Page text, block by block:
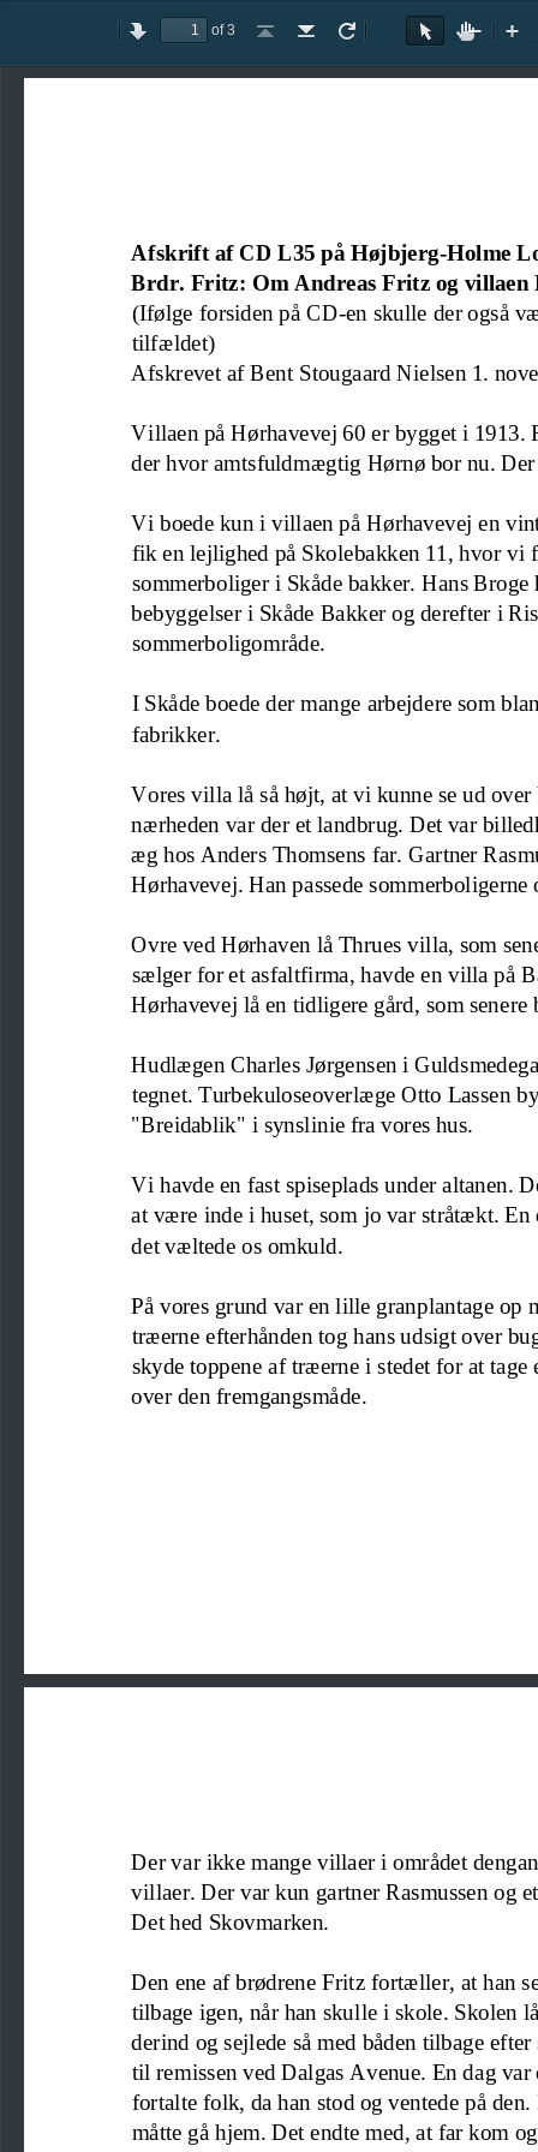
PreviousNext
of 3
Go
Go
Rotate
RotateText
HandZoom
Afskrift af CD L35 på Højbjerg-Holme
Brdr. Fritz: Om Andreas Fritz og villaen
(Ifølge forsiden på CD-en skulle der også
tilfældet)
Afskrevet af Bent Stougaard Nielsen 1.
Villaen på Hørhavevej 60 er bygget i 1913.
der hvor amtsfuldmægtig Hørnø bor nu.
Vi boede kun i villaen på Hørhavevej en
fik en lejlighed på Skolebakken 11, hvor vi
sommerboliger i Skåde bakker. Hans
bebyggelser i Skåde Bakker og derefter i
sommerboligområde.
I Skåde boede der mange arbejdere som
fabrikker.
Vores villa lå så højt, at vi kunne se ud over
nærheden var der et landbrug. Det var
æg hos Anders Thomsens far. Gartner
Hørhavevej. Han passede
Ovre ved Hørhaven lå Thrues villa, som
sælger for et asfaltfirma havde en villa på
Hørhavevej lå en tidligere gård, som
Hudlægen Charles Jørgensen i
tegnet. Turbekuloseoverlæge Otto Lassen
"Breidablik" i synslinie fra vores hus
Vi havde en fast spiseplads under altanen.
at være inde i huset, som jo var stråtækt. En
det væltede os omkuld
På vores grund var en lille granplantage op
træerne efterhånden tog hans udsigt over
skyde toppene af træerne i stedet for at
over den fremgangsmåde.
Der var ikke mange villaer i området
villaer. Der var kun gartner Rasmussen og
Det hed Skovmarken.
Den ene af brødrene Fritz fortæller, at han
tilbage igen, når han skulle i skole. Skolen
derind og sejlede så med båden tilbage
til remissen ved Dalgas Avenue. En dag
fortalte folk, da han stod og ventede på
måtte gå hjem. Det endte med at far kom